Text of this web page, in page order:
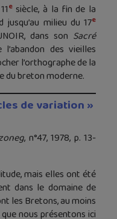
esiècle, à la fin de la
milieu du 17e
dans son Sacré
des vieilles
l’orthographe de la
du breton moderne.
de variation »
, n°47, 1978, p. 13-
mais elles ont été
dans le domaine de
les Bretons, au moins
nous présentons ici